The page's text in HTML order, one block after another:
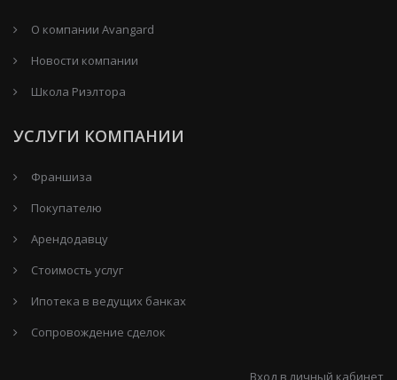
О компании Avangard
Новости компании
Школа Риэлтора
УСЛУГИ КОМПАНИИ
Франшиза
Покупателю
Арендодавцу
Стоимость услуг
Ипотека в ведущих банках
Сопровождение сделок
Вход в личный кабинет